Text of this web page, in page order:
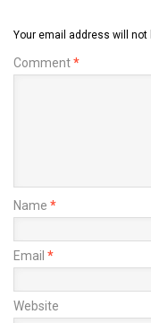
Your email address will not
Comment*
Name *
Email *
Website